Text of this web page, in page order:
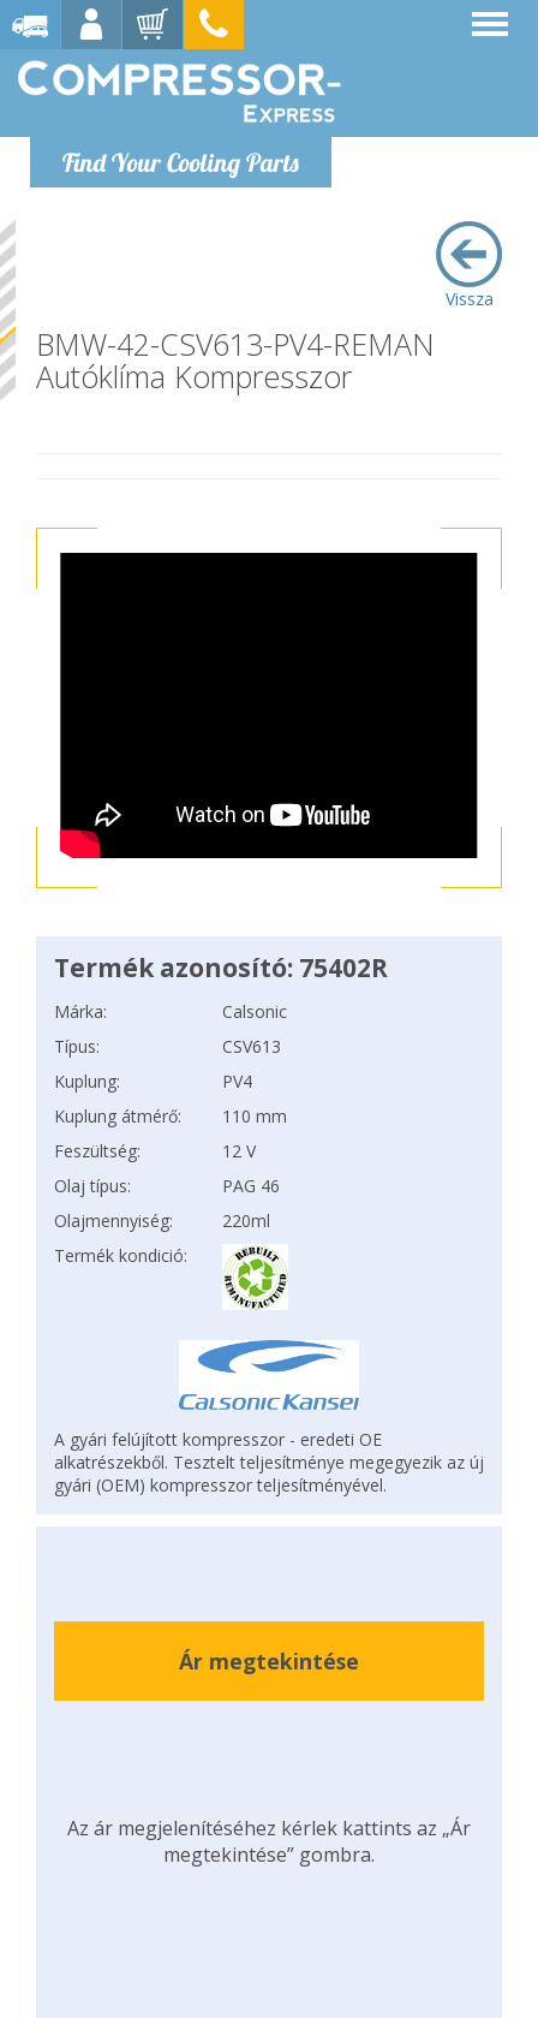
Find Your Cooling Parts
Vissza
BMW-42-CSV613-PV4-REMAN
Autóklíma Kompresszor
Termék azonosító: 75402R
Márka:
Calsonic
Típus:
CSV613
Kuplung:
PV4
Kuplung átmérő:
110 mm
Feszültség:
12 V
Olaj típus:
PAG 46
Olajmennyiség:
220ml
Termék kondició:
A gyári felújított kompresszor - eredeti OE
alkatrészekből. Tesztelt teljesítménye megegyezik az új
gyári (OEM) kompresszor teljesítményével.
Ár megtekintése
Az ár megjelenítéséhez kérlek kattints az „Ár
megtekintése” gombra.